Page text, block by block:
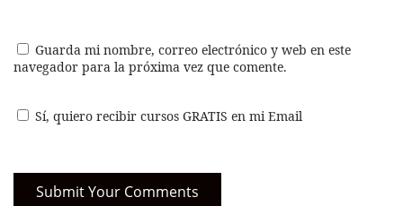
Guarda mi nombre, correo electrónico y web en este
navegador para la próxima vez que comente.
Sí, quiero recibir cursos GRATIS en mi Email